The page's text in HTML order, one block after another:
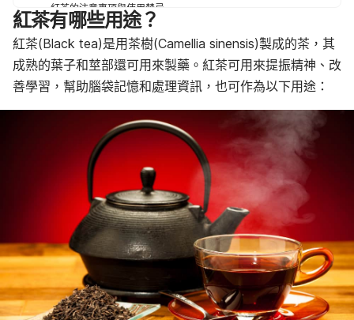
紅茶的注意事項與使用禁忌
使用紅茶的潛在副作用
使用紅茶的潛在交互作用
紅茶的建議用量
紅茶有哪些用途？
紅茶(Black tea)是用茶樹(Camellia sinensis)製成的茶，其
成熟的葉子和莖部還可用來製藥。紅茶可用來提振精神、改
善學習，幫助腦袋記憶和處理資訊，也可作為以下用途：